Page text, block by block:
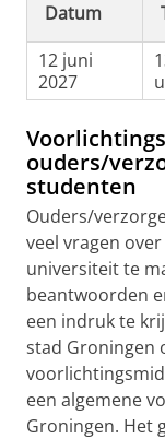
Datum
12 juni
2027
ouders/
studenten
Ouders/
veel vragen
universiteit te
beantwoorden
een indruk te
stad Groningen
een algemene
Groningen. Het